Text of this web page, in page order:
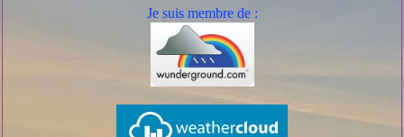
Je suis membre de :